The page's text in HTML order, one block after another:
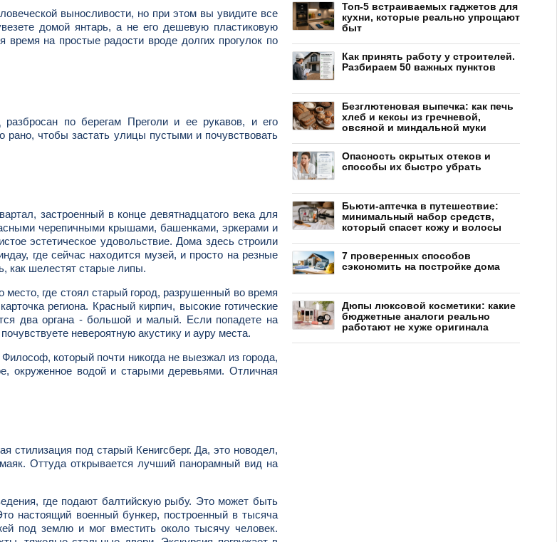
выносливости, но при этом вы увидите все
домой янтарь, а не его дешевую пластиковую
на простые радости вроде долгих прогулок по
по берегам Преголи и ее рукавов, и его
рано, чтобы застать улицы пустыми и почувствовать
застроенный в конце девятнадцатого века для
черепичными крышами, башенками, эркерами и
эстетическое удовольствие. Дома здесь строили
где сейчас находится музей, и просто на резные
как шелестят старые липы.
где стоял старый город, разрушенный во время
региона. Красный кирпич, высокие готические
два органа - большой и малый. Если попадете на
невероятную акустику и ауру места.
который почти никогда не выезжал из города,
окруженное водой и старыми деревьями. Отличная
стилизация под старый Кенигсберг. Да, это новодел,
Оттуда открывается лучший панорамный вид на
где подают балтийскую рыбу. Это может быть
настоящий военный бункер, построенный в тысяча
под землю и мог вместить около тысячу человек.
Топ-5 встраиваемых гаджетов для
кухни, которые реально упрощают
быт
Как принять работу у строителей.
Разбираем 50 важных пунктов
Безглютеновая выпечка: как печь
хлеб и кексы из гречневой,
овсяной и миндальной муки
Опасность скрытых отеков и
способы их быстро убрать
Бьюти-аптечка в путешествие:
минимальный набор средств,
который спасет кожу и волосы
7 проверенных способов
сэкономить на постройке дома
Дюпы люксовой косметики: какие
бюджетные аналоги реально
работают не хуже оригинала